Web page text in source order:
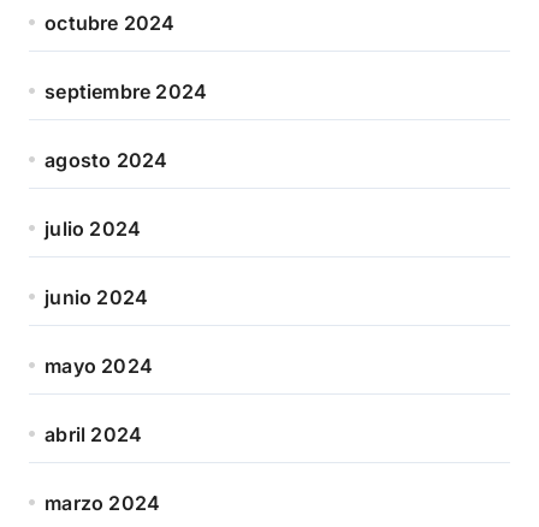
octubre 2024
septiembre 2024
agosto 2024
julio 2024
junio 2024
mayo 2024
abril 2024
marzo 2024